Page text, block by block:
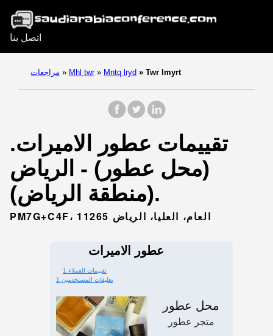
اتصل بنا
مراجعات » Mhl twr » Mntq lryd » Twr lmyrt
تقييمات عطور الاميرات.
(محل عطور) - الرياض
(منطقة الرياض).
PM7G+C4F، العام، العليا، الرياض 11265
عطور الاميرات
1 تقييمات العملاء
1 تعليقات المستخدمين
محل عطور
متجر عطور